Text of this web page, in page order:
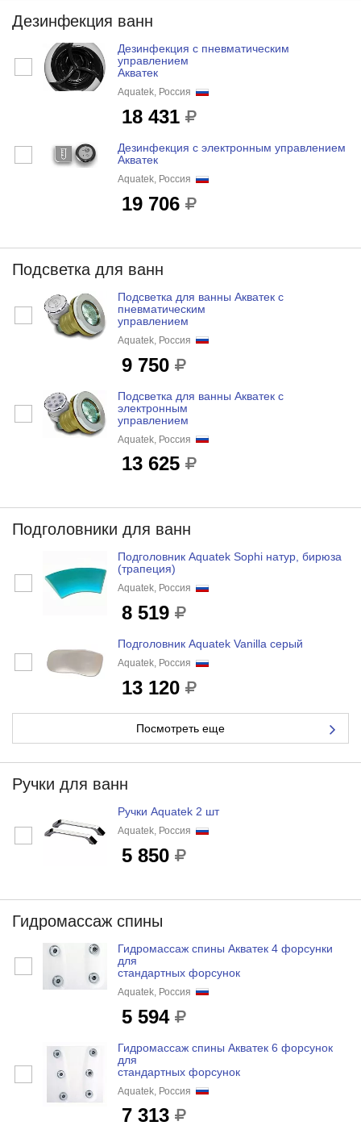
Дезинфекция ванн
Дезинфекция с пневматическим
управлением
Акватек
Aquatek, Россия
18 431
Дезинфекция с электронным управлением
Акватек
Aquatek, Россия
19 706
Подсветка для ванн
Подсветка для ванны Акватек с
пневматическим
управлением
Aquatek, Россия
9 750
Подсветка для ванны Акватек с
электронным
управлением
Aquatek, Россия
13 625
Подголовники для ванн
Подголовник Aquatek Sophi натур, бирюза
(трапеция)
Aquatek, Россия
8 519
Подголовник Aquatek Vanilla серый
Aquatek, Россия
13 120
Посмотреть еще
Ручки для ванн
Ручки Aquatek 2 шт
Aquatek, Россия
5 850
Гидромассаж спины
Гидромассаж спины Акватек 4 форсунки
для
стандартных форсунок
Aquatek, Россия
5 594
Гидромассаж спины Акватек 6 форсунок
для
стандартных форсунок
Aquatek, Россия
7 313